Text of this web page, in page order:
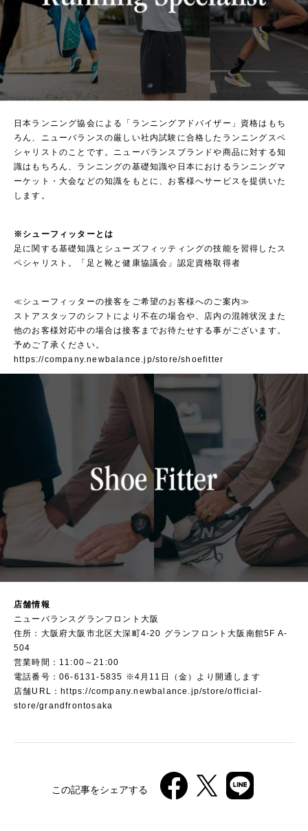
日本ランニング協会による「ランニングアドバイザー」資格はもち
ろん、ニューバランスの厳しい社内試験に合格したランニングスペ
シャリストのことです。ニューバランスブランドや商品に対する知
識はもちろん、ランニングの基礎知識や日本におけるランニングマ
ーケット・大会などの知識をもとに、お客様へサービスを提供いた
します。
※シューフィッターとは
足に関する基礎知識とシューズフィッティングの技能を習得したス
ペシャリスト。「足と靴と健康協議会」認定資格取得者
≪シューフィッターの接客をご希望のお客様へのご案内≫
ストアスタッフのシフトにより不在の場合や、店内の混雑状況また
他のお客様対応中の場合は接客までお待たせする事がございます。
予めご了承ください。
https://company.newbalance.jp/store/shoefitter
店舗情報
ニューバランスグランフロント大阪
住所：大阪府大阪市北区大深町4-20 グランフロント大阪南館5F A-
504
営業時間：11:00～21:00
電話番号：06-6131-5835 ※4月11日（金）より開通します
店舗URL： https://company.newbalance.jp/store/official-
store/grandfrontosaka
この記事をシェアする